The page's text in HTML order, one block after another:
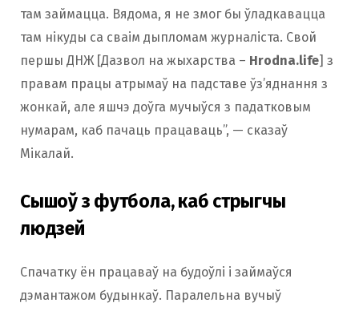
там займацца. Вядома, я не змог бы ўладкавацца
там нікуды са сваім дыпломам журналіста. Свой
першы ДНЖ [Дазвол на жыхарства – Hrodna.life] з
правам працы атрымаў на падставе ўз’яднання з
жонкай, але яшчэ доўга мучыўся з падатковым
нумарам, каб пачаць працаваць”, — сказаў
Мікалай.
Сышоў з футбола, каб стрыгчы
людзей
Спачатку ён працаваў на будоўлі і займаўся
дэмантажом будынкаў. Паралельна вучыў